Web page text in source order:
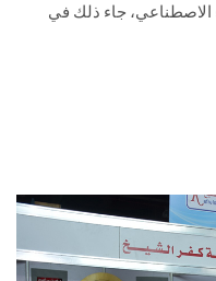
الاصطناعي، جاء ذلك في